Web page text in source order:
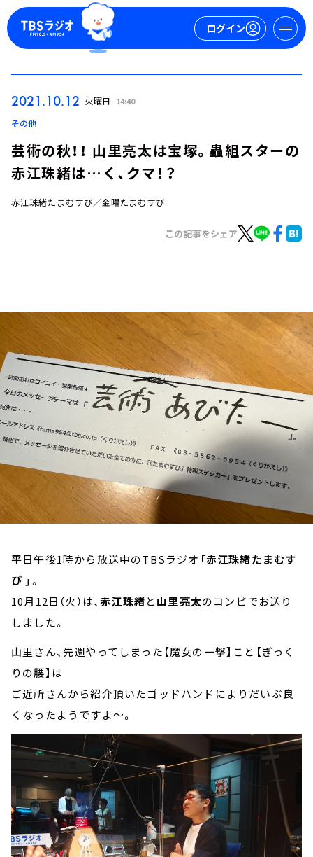
ログイン
お知らせ
イベント・グッズ
YouTube
会社情報
2021.10.12 火曜日 14:40
その他
芸術の秋！！ 山里亮太は宝塚。蟲組スターの
赤江珠緒は…く、クマ！？
赤江珠緒たまむすび／金曜たまむすび
この記事をシェア
平日午後1時から放送中のTBSラジオ 「赤江珠緒たまむす
び 」。
10月12日（火）は、赤江珠緒と山里亮太のコンビでお送り
しました。
山里さん、先週やってしまった【魔女の一撃】こと【ぎっく
りの腰】は
ご近所さんから紹介頂いたゴッドハンドによりだいぶ良
くなったようですよ～。